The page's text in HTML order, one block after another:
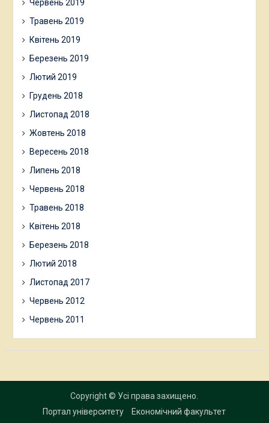
Червень 2019
Травень 2019
Квітень 2019
Березень 2019
Лютий 2019
Грудень 2018
Листопад 2018
Жовтень 2018
Вересень 2018
Липень 2018
Червень 2018
Травень 2018
Квітень 2018
Березень 2018
Лютий 2018
Листопад 2017
Червень 2012
Червень 2011
Copyright © Усі права захищено.
Портал університету
Економічний факультет